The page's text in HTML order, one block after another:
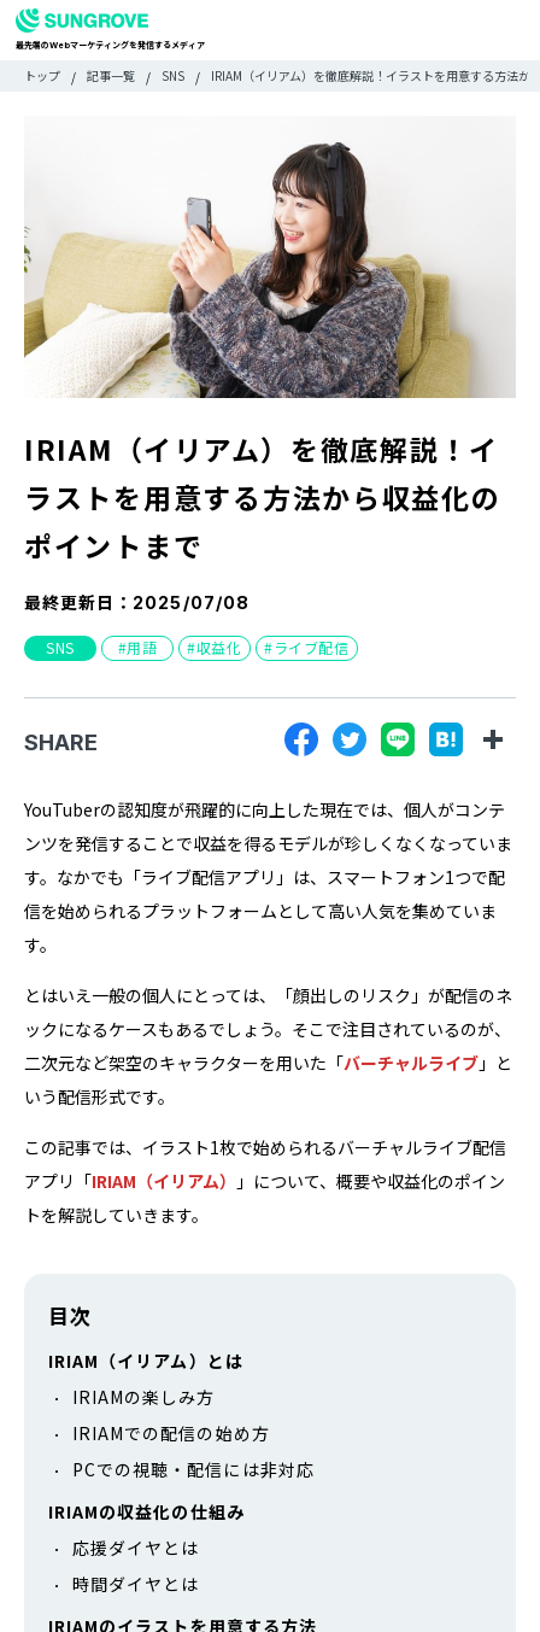
最先端のWebマーケティングを発信するメディア
覧
WRITER
FEATURE
特集
MOVIE
DOCUMENT
お問い合わせ
広告掲載に関するお問い合わせ
『SUNGROVE』について
利用規約
広告掲載に関する規約
特定商取引法に基づく表記
プライバシーポリシー
検
検
トップ 記事一覧 SNS IRIAM（イリアム）を徹底解説！イラストを用意する方法か
IRIAM（イリアム）を徹底解説！イ
ラストを用意する方法から収益化の
ポイントまで
最終更新日： 2025/07/08
SNS 用語 収益化 ライブ配信
SHARE
YouTuberの認知度が飛躍的に向上した現在では、個人がコンテ
ンツを発信することで収益を得るモデルが珍しくなくなっていま
す。なかでも「ライブ配信アプリ」は、スマートフォン1つで配
信を始められるプラットフォームとして高い人気を集めていま
す。
とはいえ一般の個人にとっては、「顔出しのリスク」が配信のネ
ックになるケースもあるでしょう。そこで注目されているのが、
二次元など架空のキャラクターを用いた「バーチャルライブ 」と
いう配信形式です。
この記事では、イラスト1枚で始められるバーチャルライブ配信
アプリ「IRIAM（イリアム）
」について、概要や収益化のポイン
トを解説していきます。
目次
IRIAM（イリアム）とは
IRIAMの楽しみ方
IRIAMでの配信の始め方
PCでの視聴・配信には非対応
IRIAMの収益化の仕組み
応援ダイヤとは
時間ダイヤとは
IRIAMのイラストを用意する方法